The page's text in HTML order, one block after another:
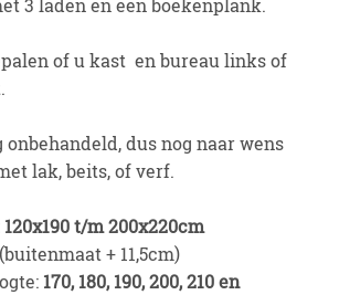
3 laden en een boekenplank.
of u kast en bureau links of
onbehandeld, dus nog naar wens
lak, beits, of verf.
120x190 t/m 200x220cm
+ 11,5cm)
170, 180, 190, 200, 210 en